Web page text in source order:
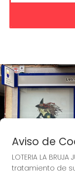
Aviso de
LOTERIA LA
tratamiento de